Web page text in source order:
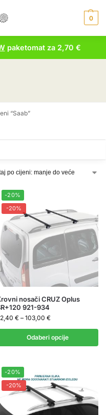
0
paketomat za 2,70 €
“Saab”
-20%
-20%
nosači CRUZ Oplus
921-934
€ – 103,00 €
Odaberi opcije
-20%
-20%